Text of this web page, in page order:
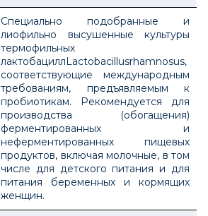
Специально подобранные и
лиофильно высушенные культуры
термофильных
лактобациллLactobacillusrhamnosus,
соответствующие международным
требованиям, предъявляемым к
пробиотикам. Рекомендуется для
производства (обогащения)
ферментированных и
неферментированных пищевых
продуктов, включая молочные, в том
числе для детского питания и для
питания беременных и кормящих
женщин.